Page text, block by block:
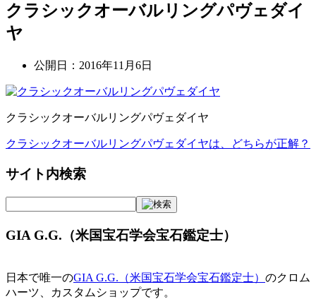
クラシックオーバルリングパヴェダイ
ヤ
公開日： 2016年11月6日
クラシックオーバルリングパヴェダイヤ
投
稿
ナ
ビ
ゲ
シ
クラシックオーバルリングパヴェダイヤは、どちらが正解？
サイト内検索
GIA G.G.（米国宝石学会宝石鑑定士）
日本で唯一のGIA G.G.（米国宝石学会宝石鑑定士） のクロム
ハーツ、カスタムショップです。